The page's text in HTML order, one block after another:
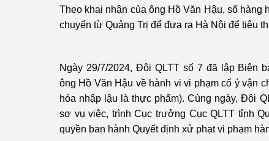
Sử dụng năng
hiệu quả
tạo
Thông báo
Bảo vệ môi trường
Theo khai nhận của ông Hồ Văn Hậu, số hàng
chuyển từ Quảng Trị để đưa ra Hà Nội để tiêu
Ngày 29/7/2024, Đội QLTT số 7 đã lập Biên
ông Hồ Văn Hậu về hành vi vi phạm cố ý vận
hóa nhập lậu là thực phẩm). Cùng ngày, Đội
sơ vụ việc, trình Cục trưởng Cục QLTT tỉnh
quyền ban hành Quyết định xử phạt vi phạm